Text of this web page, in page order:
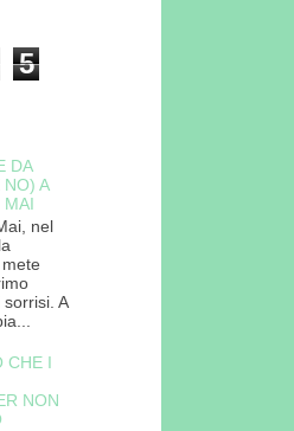
5
DA
NO) A
MAI
nel
A
CHE I
NON